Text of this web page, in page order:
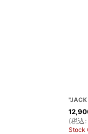
"JACK
(税込:
Stock